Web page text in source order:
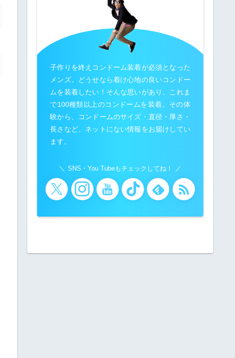
子作りを終えコンドーム装着が必須となった
メンズ。どうせなら着け心地の良いコンドー
ムを装着したい！そんな思いがあり、これま
で100種類以上のコンドームを装着。その体
験から、コンドームのサイズ・直径・厚さ・
長さなど、ネットにない情報をお届けしてい
ます。
SNS・You Tubeもチェックしてね！